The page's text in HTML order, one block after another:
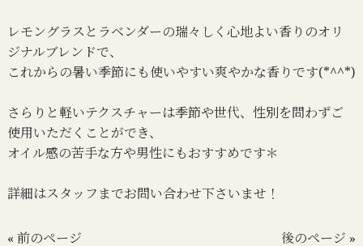
レモングラスとラベンダーの瑞々しく心地よい香りのオリ
ジナルブレンドで、
これからの暑い季節にも使いやすい爽やかな香りです(*^^*)
さらりと軽いテクスチャーは季節や世代、性別を問わずご
使用いただくことができ、
オイル感の苦手な方や男性にもおすすめです＊
詳細はスタッフまでお問い合わせ下さいませ！
« 前のページ 後のページ »